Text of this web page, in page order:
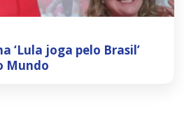
‘Lula joga pelo Brasil’
Mundo